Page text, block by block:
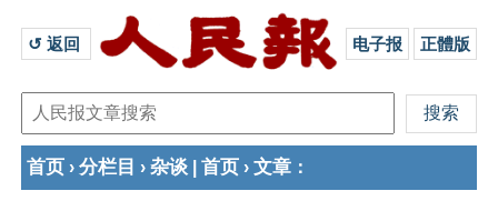
↺ 返回 电子报 正體版
首页 › 分栏目 › 杂谈 首页 › 文章 ：